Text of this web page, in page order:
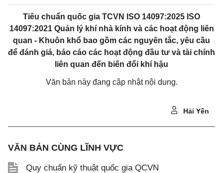
Tiêu chuẩn quốc gia TCVN ISO 14097:2025 ISO
14097:2021 Quản lý khí nhà kính và các hoạt động liên
quan - Khuôn khổ bao gồm các nguyên tắc, yêu cầu
để đánh giá, báo cáo các hoạt động đầu tư và tài chính
liên quan đến biến đổi khí hậu
Văn bản này đang cập nhật nội dung.
Hải Yến
VĂN BẢN CÙNG LĨNH VỰC
Quy chuẩn kỹ thuật quốc gia QCVN